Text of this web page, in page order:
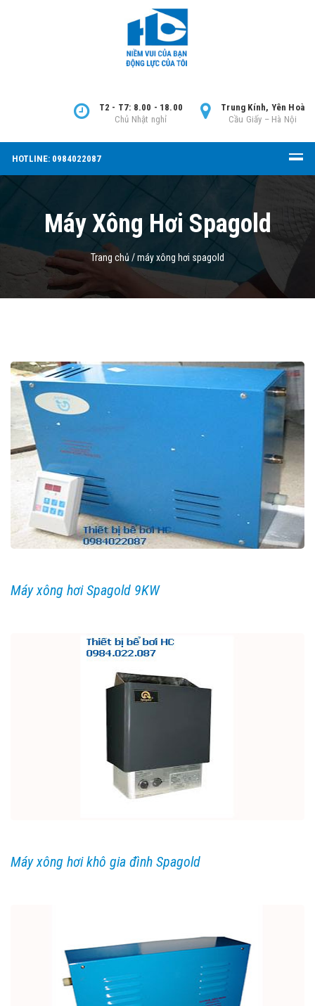
Trung Kính, Yên Hoà
Cầu Giấy – Hà Nội
T2 - T7: 8.00 - 18.00
Chủ Nhật nghỉ
HOTLINE: 0984022087
Máy Xông Hơi Spagold
Trang chủ /máy xông hơi spagold
Máy xông hơi Spagold 9KW
Máy xông hơi khô gia đình Spagold